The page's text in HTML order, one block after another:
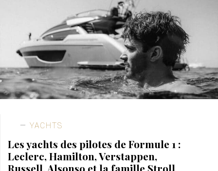
YACHTS
Les yachts des pilotes de Formule 1 :
Leclerc, Hamilton, Verstappen,
Russell, Alsonso et la famille Stroll